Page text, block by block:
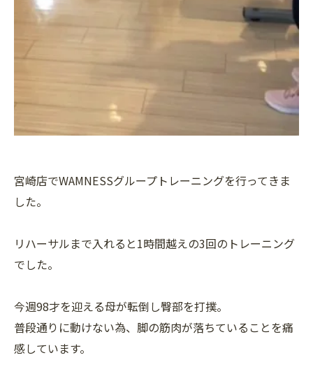
宮崎店でWAMNESSグループトレーニングを行ってきま
した。
リハーサルまで入れると1時間越えの3回のトレーニング
でした。
今週98才を迎える母が転倒し臀部を打撲。
普段通りに動けない為、脚の筋肉が落ちていることを痛
感しています。